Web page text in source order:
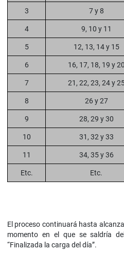
3 7 y 8
4 9, 10 y 11
5 12, 13, 14 y 15
6 16, 17, 18, 19 y 20
7 21, 22, 23, 24 y
8 26 y 27
9 28, 29 y 30
10 31, 32 y 33
11 34, 35 y 36
Etc. Etc.
El proceso continuará hasta
momento en el que se saldría
“Finalizada la carga del día”.